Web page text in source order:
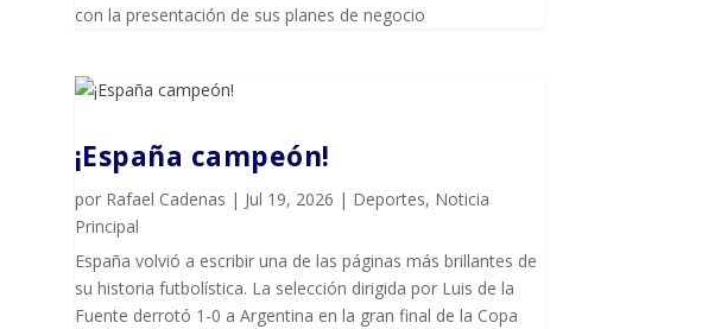
con la presentación de sus planes de negocio
¡España campeón!
por Rafael Cadenas | Jul 19, 2026 | Deportes, Noticia
Principal
España volvió a escribir una de las páginas más brillantes de
su historia futbolística. La selección dirigida por Luis de la
Fuente derrotó 1-0 a Argentina en la gran final de la Copa